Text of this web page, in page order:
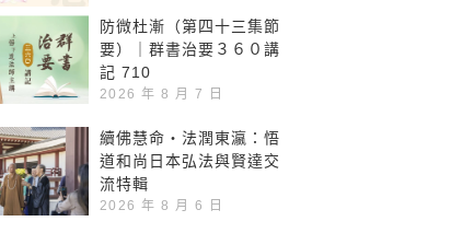
防微杜漸（第四十三集節
要）｜群書治要３６０講
記 710
2026 年 8 月 7 日
續佛慧命‧法潤東瀛：悟
道和尚日本弘法與賢達交
流特輯
2026 年 8 月 6 日